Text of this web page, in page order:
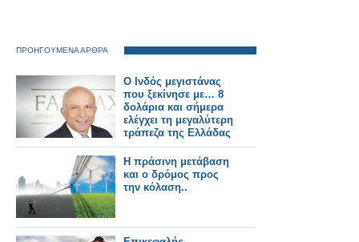
ΠΡΟΗΓΟΥΜΕΝΑ ΑΡΘΡΑ
Ο Ινδός μεγιστάνας
που ξεκίνησε με… 8
δολάρια και σήμερα
ελέγχει τη μεγαλύτερη
τράπεζα της Ελλάδας
Η πράσινη μετάβαση
και ο δρόμος προς
την κόλαση..